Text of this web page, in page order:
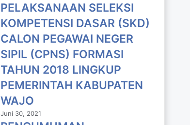
PELAKSANAAN SELEKSI
KOMPETENSI DASAR (SKD)
CALON PEGAWAI NEGER
SIPIL (CPNS) FORMASI
TAHUN 2018 LlNGKUP
PEMERINTAH KABUPATEN
WAJO
Juni 30, 2021